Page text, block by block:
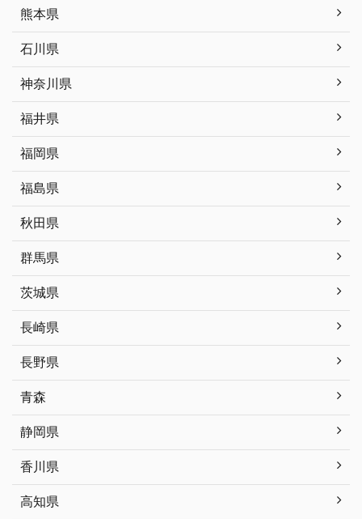
熊本県
石川県
神奈川県
福井県
福岡県
福島県
秋田県
群馬県
茨城県
長崎県
長野県
青森
静岡県
香川県
高知県